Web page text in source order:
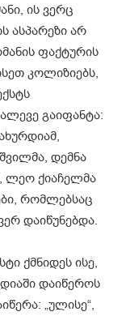
ის ვერც
ასპარეზი არ
ფაქტურის
კოლიზიებს,
გაიფანტა:
დემნა
ლეო ქიაჩელმა
რომლებსაც
დაიწუნებდა.
ქმნიდეს ისე,
დაიწეროს
„ულისე“,